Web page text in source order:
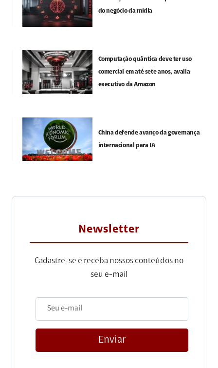
do negócio da mídia
Computação quântica deve ter uso
comercial em até sete anos, avalia
executivo da Amazon
China defende avanço da governança
internacional para IA
Newsletter
Cadastre-se e receba nossos conteúdos no
seu e-mail
Enviar